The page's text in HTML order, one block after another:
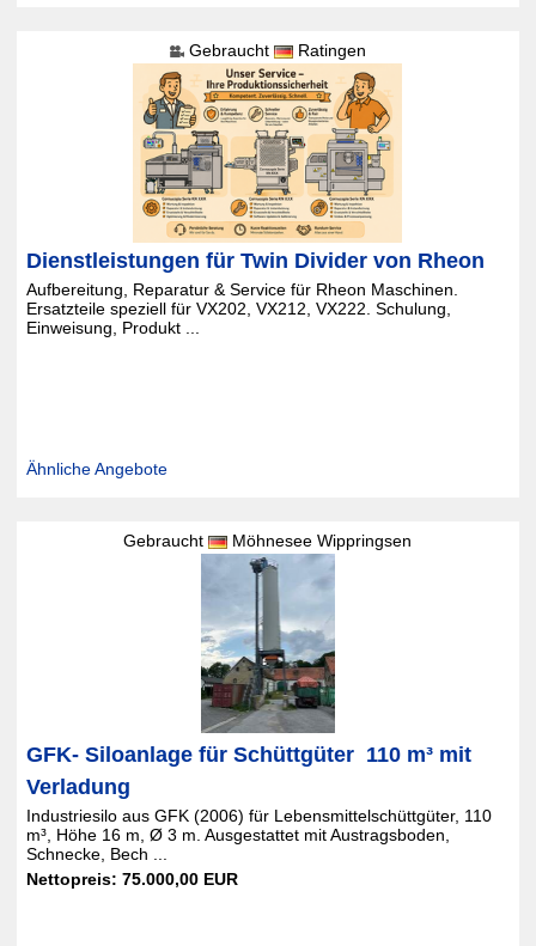
Gebraucht Ratingen
Dienstleistungen für Twin Divider von Rheon
Aufbereitung, Reparatur & Service für Rheon Maschinen.
Ersatzteile speziell für VX202, VX212, VX222. Schulung,
Einweisung, Produkt ...
Ähnliche Angebote
Gebraucht Möhnesee Wippringsen
GFK- Siloanlage für Schüttgüter  110 m³ mit
Verladung
Industriesilo aus GFK (2006) für Lebensmittelschüttgüter, 110
m³, Höhe 16 m, Ø 3 m. Ausgestattet mit Austragsboden,
Schnecke, Bech ...
Nettopreis: 75.000,00 EUR